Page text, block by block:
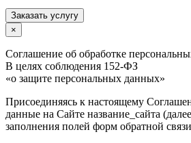
Заказать услугу
×
Соглашение об обработке
В целях соблюдения 152-ФЗ
«о защите персональных данных»
Присоединяясь к настоящему
данные на Сайте название_сайта
заполнения полей форм обратной